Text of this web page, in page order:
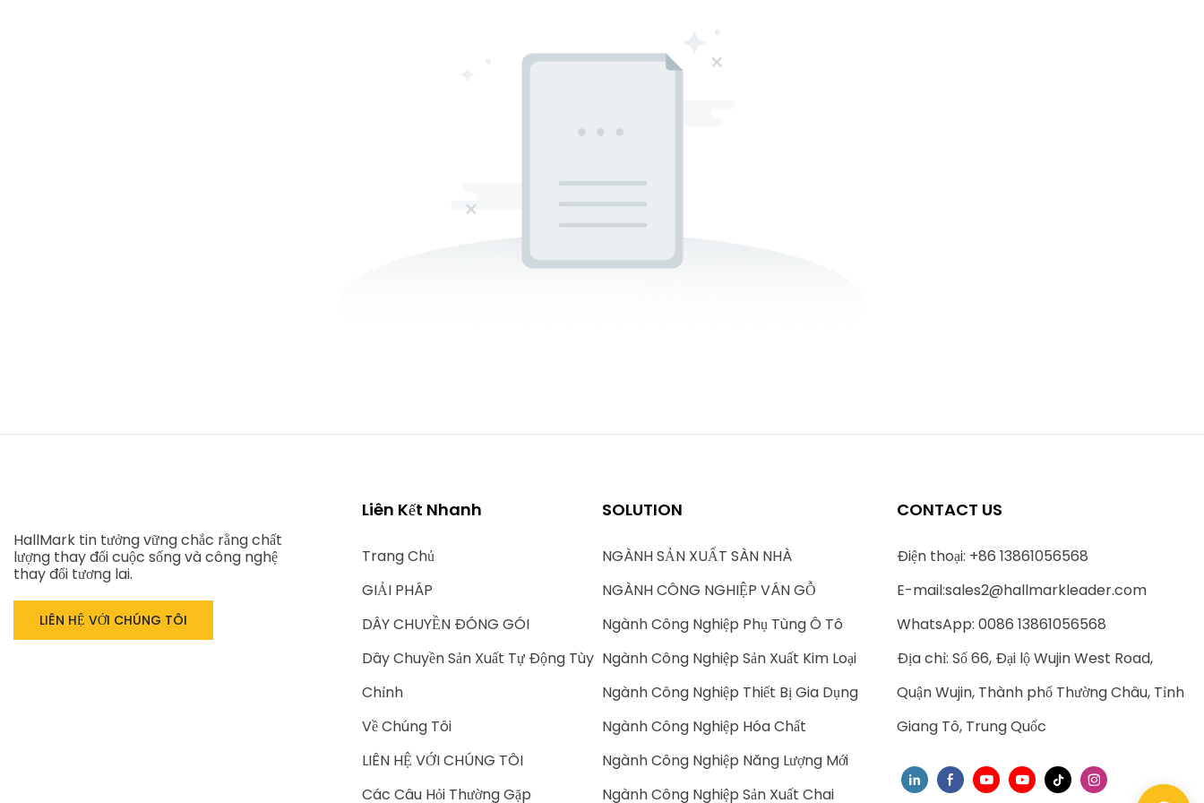
HallMark tin tưởng vững chắc rằng chất
lượng thay đổi cuộc sống và công nghệ
thay đổi tương lai.
LIÊN HỆ VỚI CHÚNG TÔI
Liên Kết Nhanh
Trang Chủ
GIẢI PHÁP
DÂY CHUYỀN ĐÓNG GÓI
Dây Chuyền Sản Xuất Tự Động Tùy
Chỉnh
Về Chúng Tôi
LIÊN HỆ VỚI CHÚNG TÔI
Các Câu Hỏi Thường Gặp
SOLUTION
NGÀNH SẢN XUẤT SÀN NHÀ
NGÀNH CÔNG NGHIỆP VÁN GỖ
Ngành Công Nghiệp Phụ Tùng Ô Tô
Ngành Công Nghiệp Sản Xuất Kim Loại
Ngành Công Nghiệp Thiết Bị Gia Dụng
Ngành Công Nghiệp Hóa Chất
Ngành Công Nghiệp Năng Lượng Mới
Ngành Công Nghiệp Sản Xuất Chai
CONTACT US
Điện thoại: +86 13861056568
E-mail:sales2@hallmarkleader.com
WhatsApp: 0086 13861056568
Địa chỉ: Số 66, Đại lộ Wujin West Road,
Quận Wujin, Thành phố Thường Châu, Tỉnh
Giang Tô, Trung Quốc